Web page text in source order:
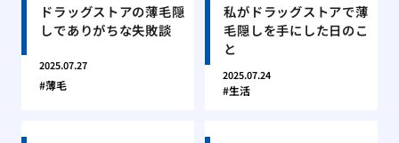
ドラッグストアの薄毛隠
しでありがちな失敗談
2025.07.27
薄毛
私がドラッグストアで薄
毛隠しを手にした日のこ
と
2025.07.24
生活